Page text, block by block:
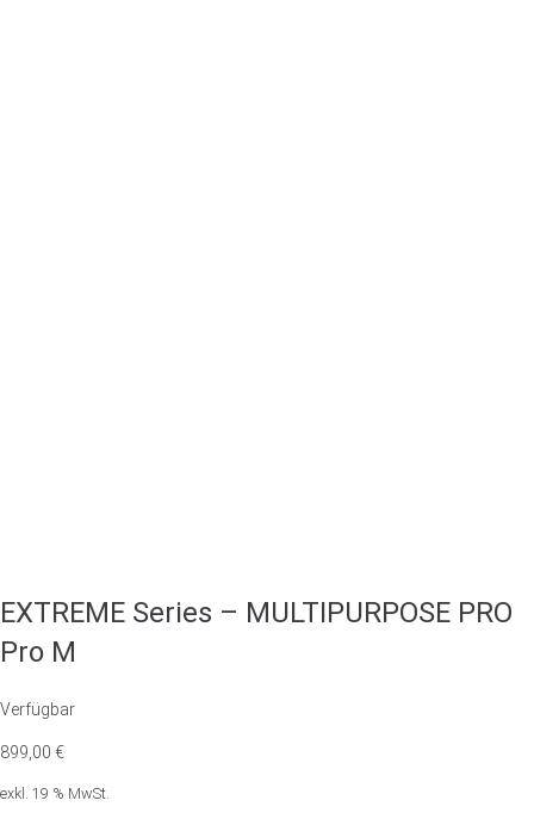
EXTREME Series – MULTIPURPOSE PRO
Pro M
Verfügbar
899,00 €
exkl. 19 % MwSt.